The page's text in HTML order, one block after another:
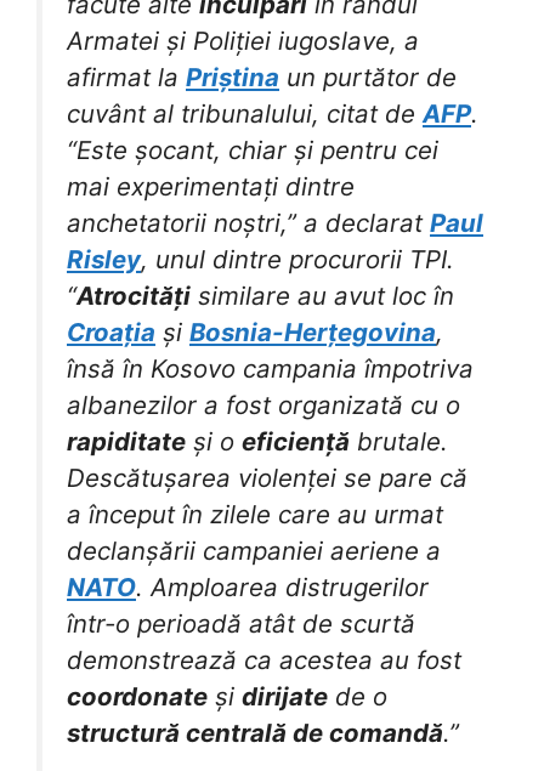
Armatei și Poliției iugoslave, a
afirmat la Priștina un purtător de
cuvânt al tribunalului, citat de AFP.
“Este șocant, chiar și pentru cei
mai experimentați dintre
anchetatorii noștri,” a declarat Paul
Risley, unul dintre procurorii TPI.
“Atrocități similare au avut loc în
Croația și Bosnia-Herțegovina,
însă în Kosovo campania împotriva
albanezilor a fost organizată cu o
rapiditate și o eficiență brutale.
Descătușarea violenței se pare că
a început în zilele care au urmat
declanșării campaniei aeriene a
NATO. Amploarea distrugerilor
într-o perioadă atât de scurtă
demonstrează ca acestea au fost
coordonate și dirijate de o
structură centrală de comandă.”